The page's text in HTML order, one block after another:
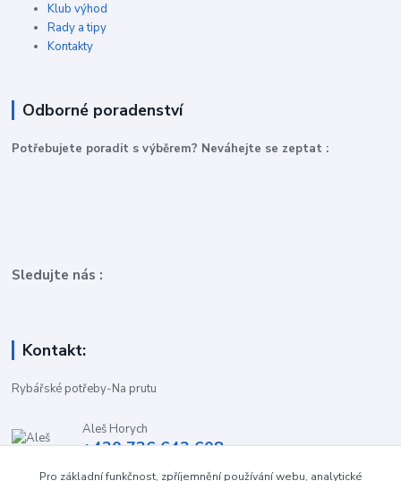
Klub výhod
Rady a tipy
Kontakty
Odborné poradenství
Potřebujete poradit s výběrem? Neváhejte se zeptat :
Sledujte nás :
Kontakt:
Rybářské potřeby-Na prutu
Aleš Horych
+420 736 642 608
Pro základní funkčnost, zpříjemnění používání webu, analytické